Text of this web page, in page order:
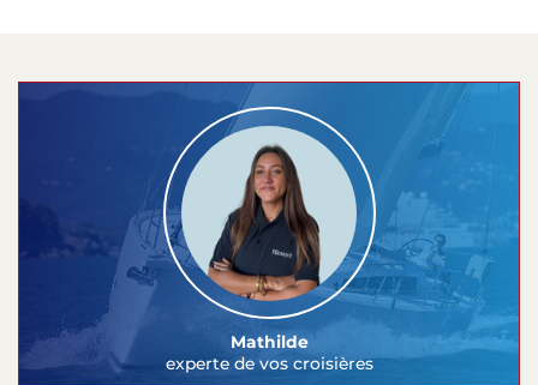
Mathilde
experte de vos croisières